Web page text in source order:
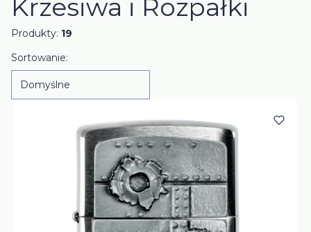
Krzesiwa i Rozpałki
Produkty: 19
Lista produktów
Sortowanie:
Domyślne